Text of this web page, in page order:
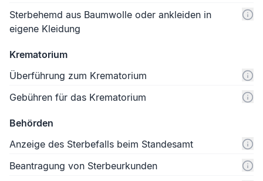
Sterbehemd aus Baumwolle oder ankleiden in
eigene Kleidung
Krematorium
Überführung zum Krematorium
Gebühren für das Krematorium
Behörden
Anzeige des Sterbefalls beim Standesamt
Beantragung von Sterbeurkunden